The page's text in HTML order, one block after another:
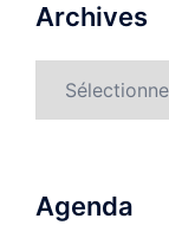
Archives
Agenda